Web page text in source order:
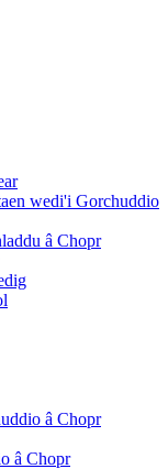
wedi'i Gorchuddio
â Chopr
â Chopr
â Chopr